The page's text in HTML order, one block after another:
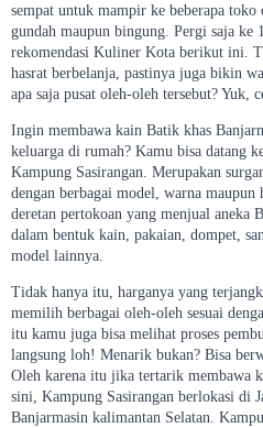
sempat untuk mampir ke beberapa
gundah maupun bingung. Pergi saja ke
rekomendasi Kuliner Kota berikut ini.
hasrat berbelanja, pastinya juga bikin
apa saja pusat oleh-oleh tersebut?
Ingin membawa kain Batik khas
keluarga di rumah? Kamu bisa datang
Kampung Sasirangan. Merupakan
dengan berbagai model, warna maupun
deretan pertokoan yang menjual aneka
dalam bentuk kain, pakaian, dompet,
model lainnya.
Tidak hanya itu, harganya yang
memilih berbagai oleh-oleh sesuai
itu kamu juga bisa melihat proses
langsung loh! Menarik bukan? Bisa
Oleh karena itu jika tertarik membawa
sini, Kampung Sasirangan berlokasi di
Banjarmasin kalimantan Selatan.